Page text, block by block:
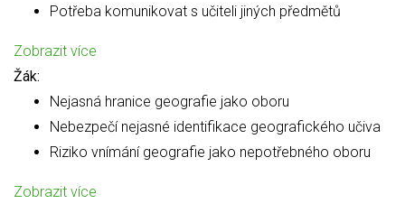
Potřeba komunikovat s učiteli jiných předmětů
Zobrazit více
Žák:
Nejasná hranice geografie jako oboru
Nebezpečí nejasné identifikace geografického učiva
Riziko vnímání geografie jako nepotřebného oboru
Zobrazit více